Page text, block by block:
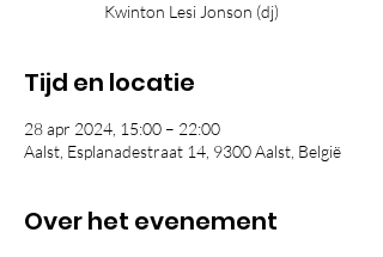
Kwinton Lesi Jonson (dj)
Tijd en locatie
28 apr 2024, 15:00 – 22:00
Aalst, Esplanadestraat 14, 9300 Aalst, België
Over het evenement